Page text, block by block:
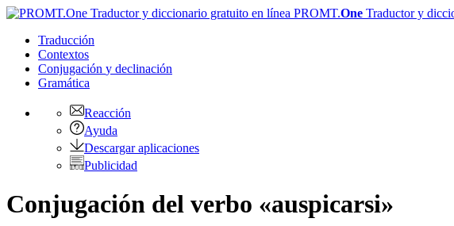
PROMT.One Traductor y
Traducción
Contextos
Conjugación y declinación
Gramática
Reacción
Ayuda
Descargar aplicaciones
Publicidad
Conjugación del verbo «auspicarsi»